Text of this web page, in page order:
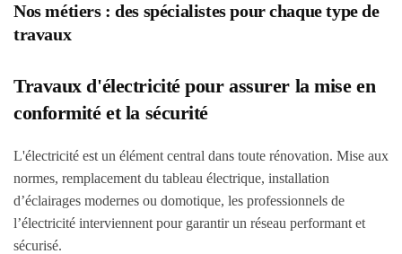
Nos métiers : des spécialistes pour chaque type de
travaux
Travaux d'électricité pour assurer la mise en
conformité et la sécurité
L'électricité est un élément central dans toute rénovation. Mise aux
normes, remplacement du tableau électrique, installation
d’éclairages modernes ou domotique, les professionnels de
l’électricité interviennent pour garantir un réseau performant et
sécurisé.